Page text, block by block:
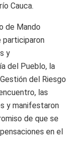
Cauca.
de Mando
participaron
y
del Pueblo, la
del Riesgo
las
y manifestaron
de que se
en el